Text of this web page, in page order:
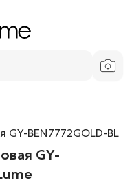
BEN7772GOLD-BL
GY-